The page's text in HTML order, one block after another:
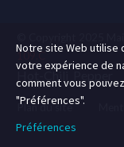
109.C
Hot-Chili_Pepper
Plan du site
Notre site Web
votre expérience de
comment vous
"Préférences".
Préférences